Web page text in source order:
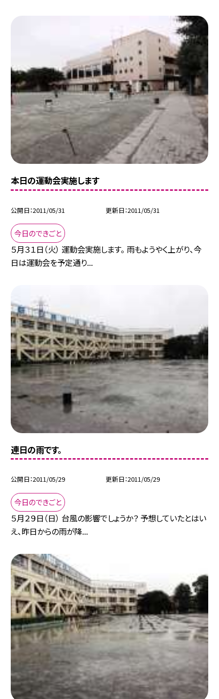
本日の運動会実施します
公開日 2011/05/31 更新日 2011/05/31
今日のできごと
５月３１日（火） 運動会実施します。 雨もようやく上がり、今
日は運動会を予定通り...
連日の雨です。
公開日 2011/05/29 更新日 2011/05/29
今日のできごと
５月２９日（日） 台風の影響でしょうか？ 予想していたとはい
え、昨日からの雨が降...